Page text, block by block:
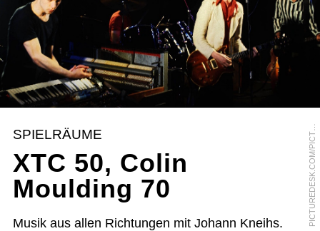
P
I
C
T
U
R
E
D
E
S
K
.
C
O
M
/
P
I
C
T
U
R
E
A
L
L
I
A
N
C
E
/
H
A
R
D
Y
S
C
H
I
F
F
L
E
R
SPIELRÄUME
XTC 50, Colin
Moulding 70
Musik aus allen Richtungen mit Johann Kneihs.